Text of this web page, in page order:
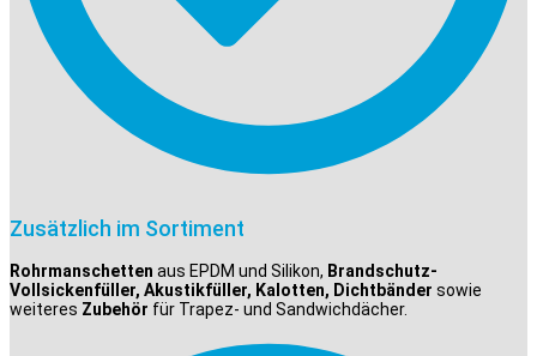
Zusätzlich im Sortiment
Rohrmanschetten aus EPDM und Silikon, Brandschutz-
Vollsickenfüller, Akustikfüller, Kalotten, Dichtbänder sowie
weiteres Zubehör für Trapez- und Sandwichdächer.